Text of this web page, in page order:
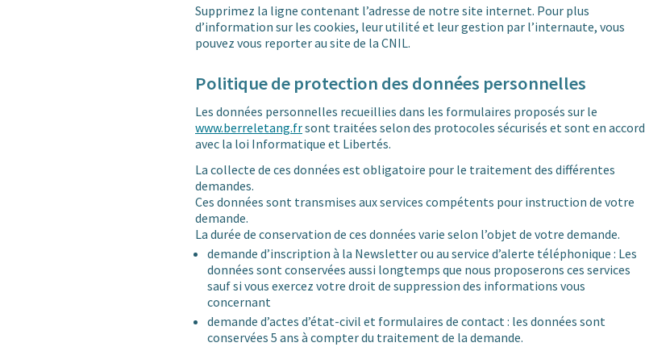
Supprimez la ligne contenant l’adresse de notre site internet. Pour plus
d’information sur les cookies, leur utilité et leur gestion par l’internaute, vous
pouvez vous reporter au site de la CNIL.
Politique de protection des données personnelles
Les données personnelles recueillies dans les formulaires proposés sur le
www.berreletang.frsont traitées selon des protocoles sécurisés et sont en accord
avec la loi Informatique et Libertés.
La collecte de ces données est obligatoire pour le traitement des différentes
demandes.
Ces données sont transmises aux services compétents pour instruction de votre
demande.
La durée de conservation de ces données varie selon l’objet de votre demande.
demande d’inscription à la Newsletter ou au service d’alerte téléphonique : Les
données sont conservées aussi longtemps que nous proposerons ces services
sauf si vous exercez votre droit de suppression des informations vous
concernant
demande d’actes d’état-civil et formulaires de contact : les données sont
conservées 5 ans à compter du traitement de la demande.